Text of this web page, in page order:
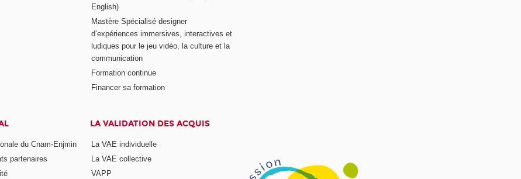
English)
Mastère Spécialisé designer
d’expériences immersives, interactives et
ludiques pour le jeu vidéo, la culture et la
communication
Formation continue
Financer sa formation
du Cnam-Enjmin
partenaires
LA VALIDATION DES ACQUIS
La VAE individuelle
La VAE collective
VAPP